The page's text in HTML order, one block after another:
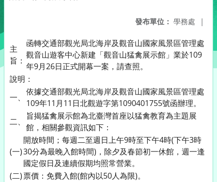
發布單位： 學務處 |
主
旨：
函轉交通部觀光局北海岸及觀音山國家風景區管理處
觀音山遊客中心新建「觀音山猛禽展示館」業於109
年9月26日正式開幕一案，請查照。
說明：
一、
依據交通部觀光局北海岸及觀音山國家風景區管理處
109年11月11日北觀遊字第1090401755號函辦理。
二、
旨揭猛禽展示館為北臺灣首座以猛禽教育為主題展
館，相關參觀資訊如下：
(一)
開放時間；每週二至週日上午9時至下午4時(下午3時
30分為最晚入館時間)，除夕及春節初一休館，週一逢
國定假日及連續假期均照常營業。
(二)票價：免費入館(館內以50人為限)。